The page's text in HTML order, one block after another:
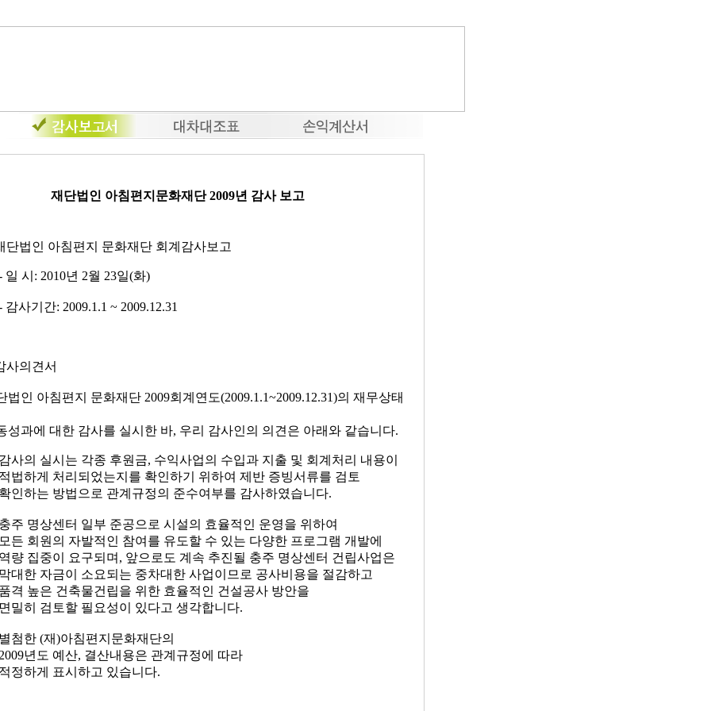
재단법인 아침편지문화재단 2009년 감사 보고
단법인 아침편지 문화재단 회계감사보고
일 시: 2010년 2월 23일(화)
감사기간: 2009.1.1 ~ 2009.12.31
사의견서
법인 아침편지 문화재단 2009회계연도(2009.1.1~2009.12.31)의 재무상태
성과에 대한 감사를 실시한 바, 우리 감사인의 의견은 아래와 같습니다.
사의 실시는 각종 후원금, 수익사업의 수입과 지출 및 회계처리 내용이
법하게 처리되었는지를 확인하기 위하여 제반 증빙서류를 검토
인하는 방법으로 관계규정의 준수여부를 감사하였습니다.
주 명상센터 일부 준공으로 시설의 효율적인 운영을 위하여
든 회원의 자발적인 참여를 유도할 수 있는 다양한 프로그램 개발에
량 집중이 요구되며, 앞으로도 계속 추진될 충주 명상센터 건립사업은
대한 자금이 소요되는 중차대한 사업이므로 공사비용을 절감하고
격 높은 건축물건립을 위한 효율적인 건설공사 방안을
밀히 검토할 필요성이 있다고 생각합니다.
첨한 (재)아침편지문화재단의
년도 예산, 결산내용은 관계규정에 따라
정하게 표시하고 있습니다.